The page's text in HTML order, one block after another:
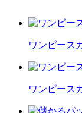
ワンピース
ワンピース